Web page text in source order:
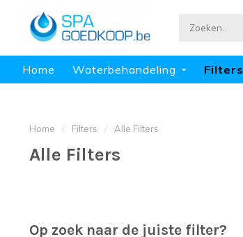
Home Waterbehandeling Filters
Home / Filters / Alle Filters
Alle Filters
Op zoek naar de juiste filter?